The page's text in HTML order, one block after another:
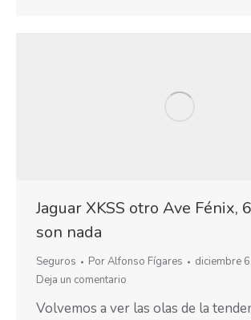
Jaguar XKSS otro Ave Fénix,
son nada
Seguros PorAlfonso Fígares
diciembre
Deja un comentario
Volvemos a ver las olas de la